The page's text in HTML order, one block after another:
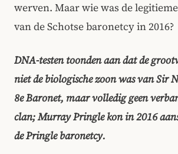
werven. Maar wie was de
van de Schotse baronetcy in 2016?
DNA-testen toonden aan dat de
niet de biologische zoon was van Sir
8e Baronet, maar volledig geen
clan; Murray Pringle kon in 2016
de Pringle baronetcy.